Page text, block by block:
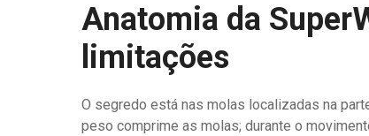
Anatomia da
limitações
O segredo está nas molas localizadas na
peso comprime as molas; durante o